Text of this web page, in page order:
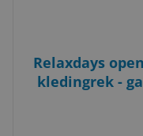
Relaxdays
kledingrek -